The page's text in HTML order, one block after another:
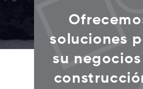
soluciones
su